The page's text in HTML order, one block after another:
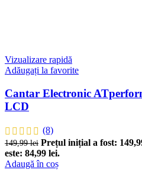
Vizualizare rapidă
Adăugați la favorite
Cantar Electronic
LCD
(8)
149,99lei Prețul inițial a fost:
este: 84,99 lei.
Adaugă în coș